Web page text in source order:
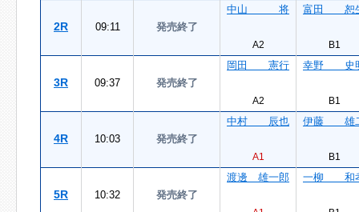
2R 09:11 発売終了
中山 将
A2
富田 恕
B1
3R 09:37 発売終了
岡田 憲行
A2
幸野 史
B1
4R 10:03 発売終了
中村 辰也
A1
伊藤 雄
B1
5R 10:32 発売終了
渡邊 雄一郎 一柳 和